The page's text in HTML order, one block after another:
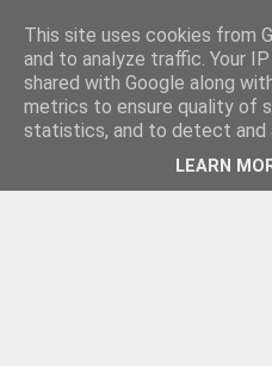
This site uses cookies from
and to analyze traffic. Your
shared with Google along
metrics to ensure quality of
statistics, and to detect and
LEARN